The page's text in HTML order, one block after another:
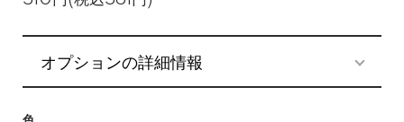
オプションの詳細情報